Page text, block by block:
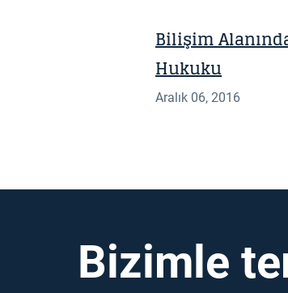
Bilişim
Hukuku
Aralık 06, 2016
Bizimle